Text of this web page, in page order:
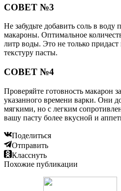
СОВЕТ №3
Не забудьте добавить соль в воду
макароны. Оптимальное
литр воды. Это не только
текстуру пасты.
СОВЕТ №4
Проверяйте готовность макарон
указанного времени варки. Они
мягкими, но с легким
вашу пасту более вкусной и
Поделиться
Отправить
Класснуть
Похожие публикации